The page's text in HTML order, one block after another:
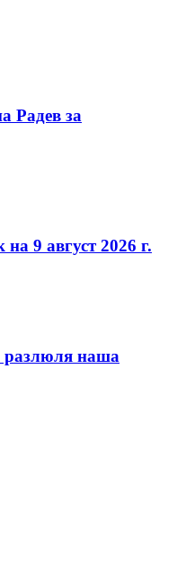
Радев за
9 август 2026 г.
разлюля наша